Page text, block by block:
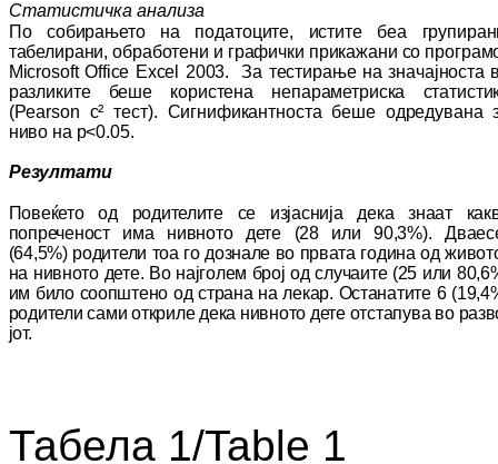
Статистичка анализа
По собирањето на податоците, истите беа
табелирани, обработени и гра­фич­ки прикажани со
Microsoft Office Excel 2003. За тестирање на зна­чај­нос­та
раз­ликите беше користена не­па­ра­ме­триска
(Pearson c²тест). Сиг­ни­фи­кант­носта бе­ше одредувана
ниво на p<0.05.
Резултати
Повеќето од родителите се изјаснија дека знаат
попреченост има нивното дете
(28 или 90,3%).
(64,5%) родители тоа го доз­нале во првата година од
на нив­но­то дете. Во најголем број од случаите (25 или
им било соопштено од страна на ле­кар. Останатите 6
родители сами от­криле дека нивното дете отстапува во
јот.
Табела 1/Table 1